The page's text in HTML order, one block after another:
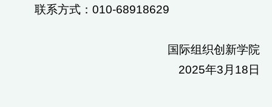
联系方式：010-68918629
国际组织创新学院
2025年3月18日